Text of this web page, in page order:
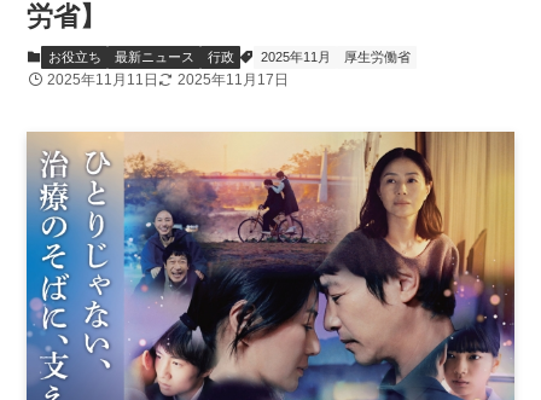
労省】
お役立ち 最新ニュース 行政 2025年11月 厚生労働省
2025年11月11日 2025年11月17日